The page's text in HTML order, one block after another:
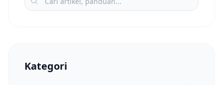
Kategori